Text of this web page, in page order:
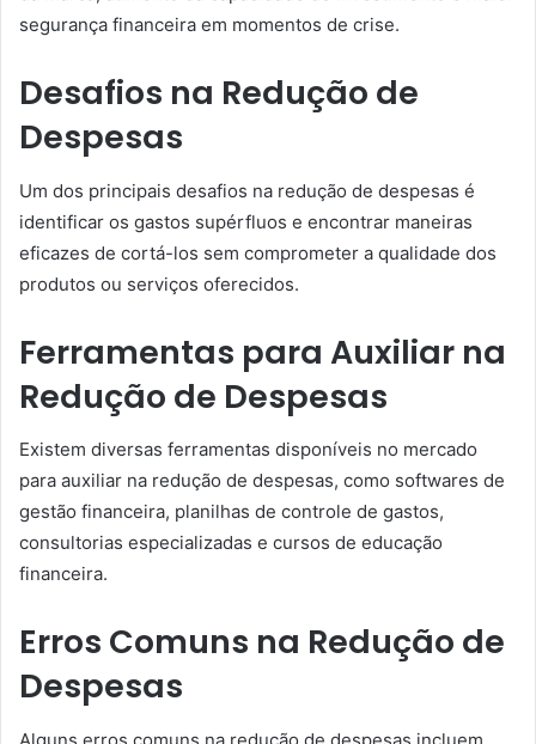
segurança financeira em momentos de crise.
Desafios na Redução de
Despesas
Um dos principais desafios na redução de despesas é
identificar os gastos supérfluos e encontrar maneiras
eficazes de cortá-los sem comprometer a qualidade dos
produtos ou serviços oferecidos.
Ferramentas para Auxiliar na
Redução de Despesas
Existem diversas ferramentas disponíveis no mercado
para auxiliar na redução de despesas, como softwares de
gestão financeira, planilhas de controle de gastos,
consultorias especializadas e cursos de educação
financeira.
Erros Comuns na Redução de
Despesas
Alguns erros comuns na redução de despesas incluem